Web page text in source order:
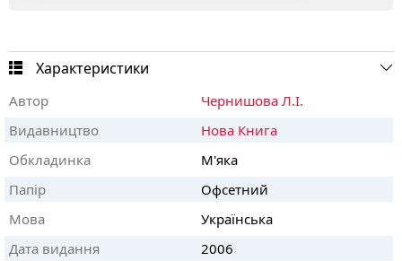
Характеристики
Автор
Чернишова Л.І.
Видавництво
Нова Книга
Обкладинка
М'яка
Папір
Офсетний
Мова
Українська
Дата видання
2006